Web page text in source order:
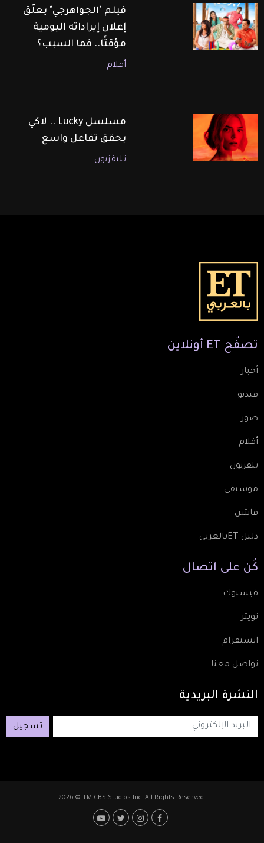
فيلم "الجواهرجي" يعلّق
إعلان إيراداته اليومية
مؤقتًا.. فما السبب؟
أفلام
مسلسل Lucky .. لاكي
يحقق تفاعل واسع
تليفزيون
تصفّح ET أونلاين
أخبار
فيديو
صور
أفلام
تلفزيون
موسيقى
فاشن
دليل ETبالعربي
كُن على اتصال
فيسبوك
تويتر
انستقرام
تواصل معنا
النشرة البريدية
تسجيل
2026 © TM CBS Studios Inc. All Rights Reserved.
Footer: Social Media